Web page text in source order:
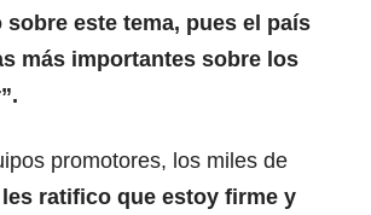
este tema, pues el país
más importantes sobre los
promotores, los miles de
les ratifico que estoy firme y